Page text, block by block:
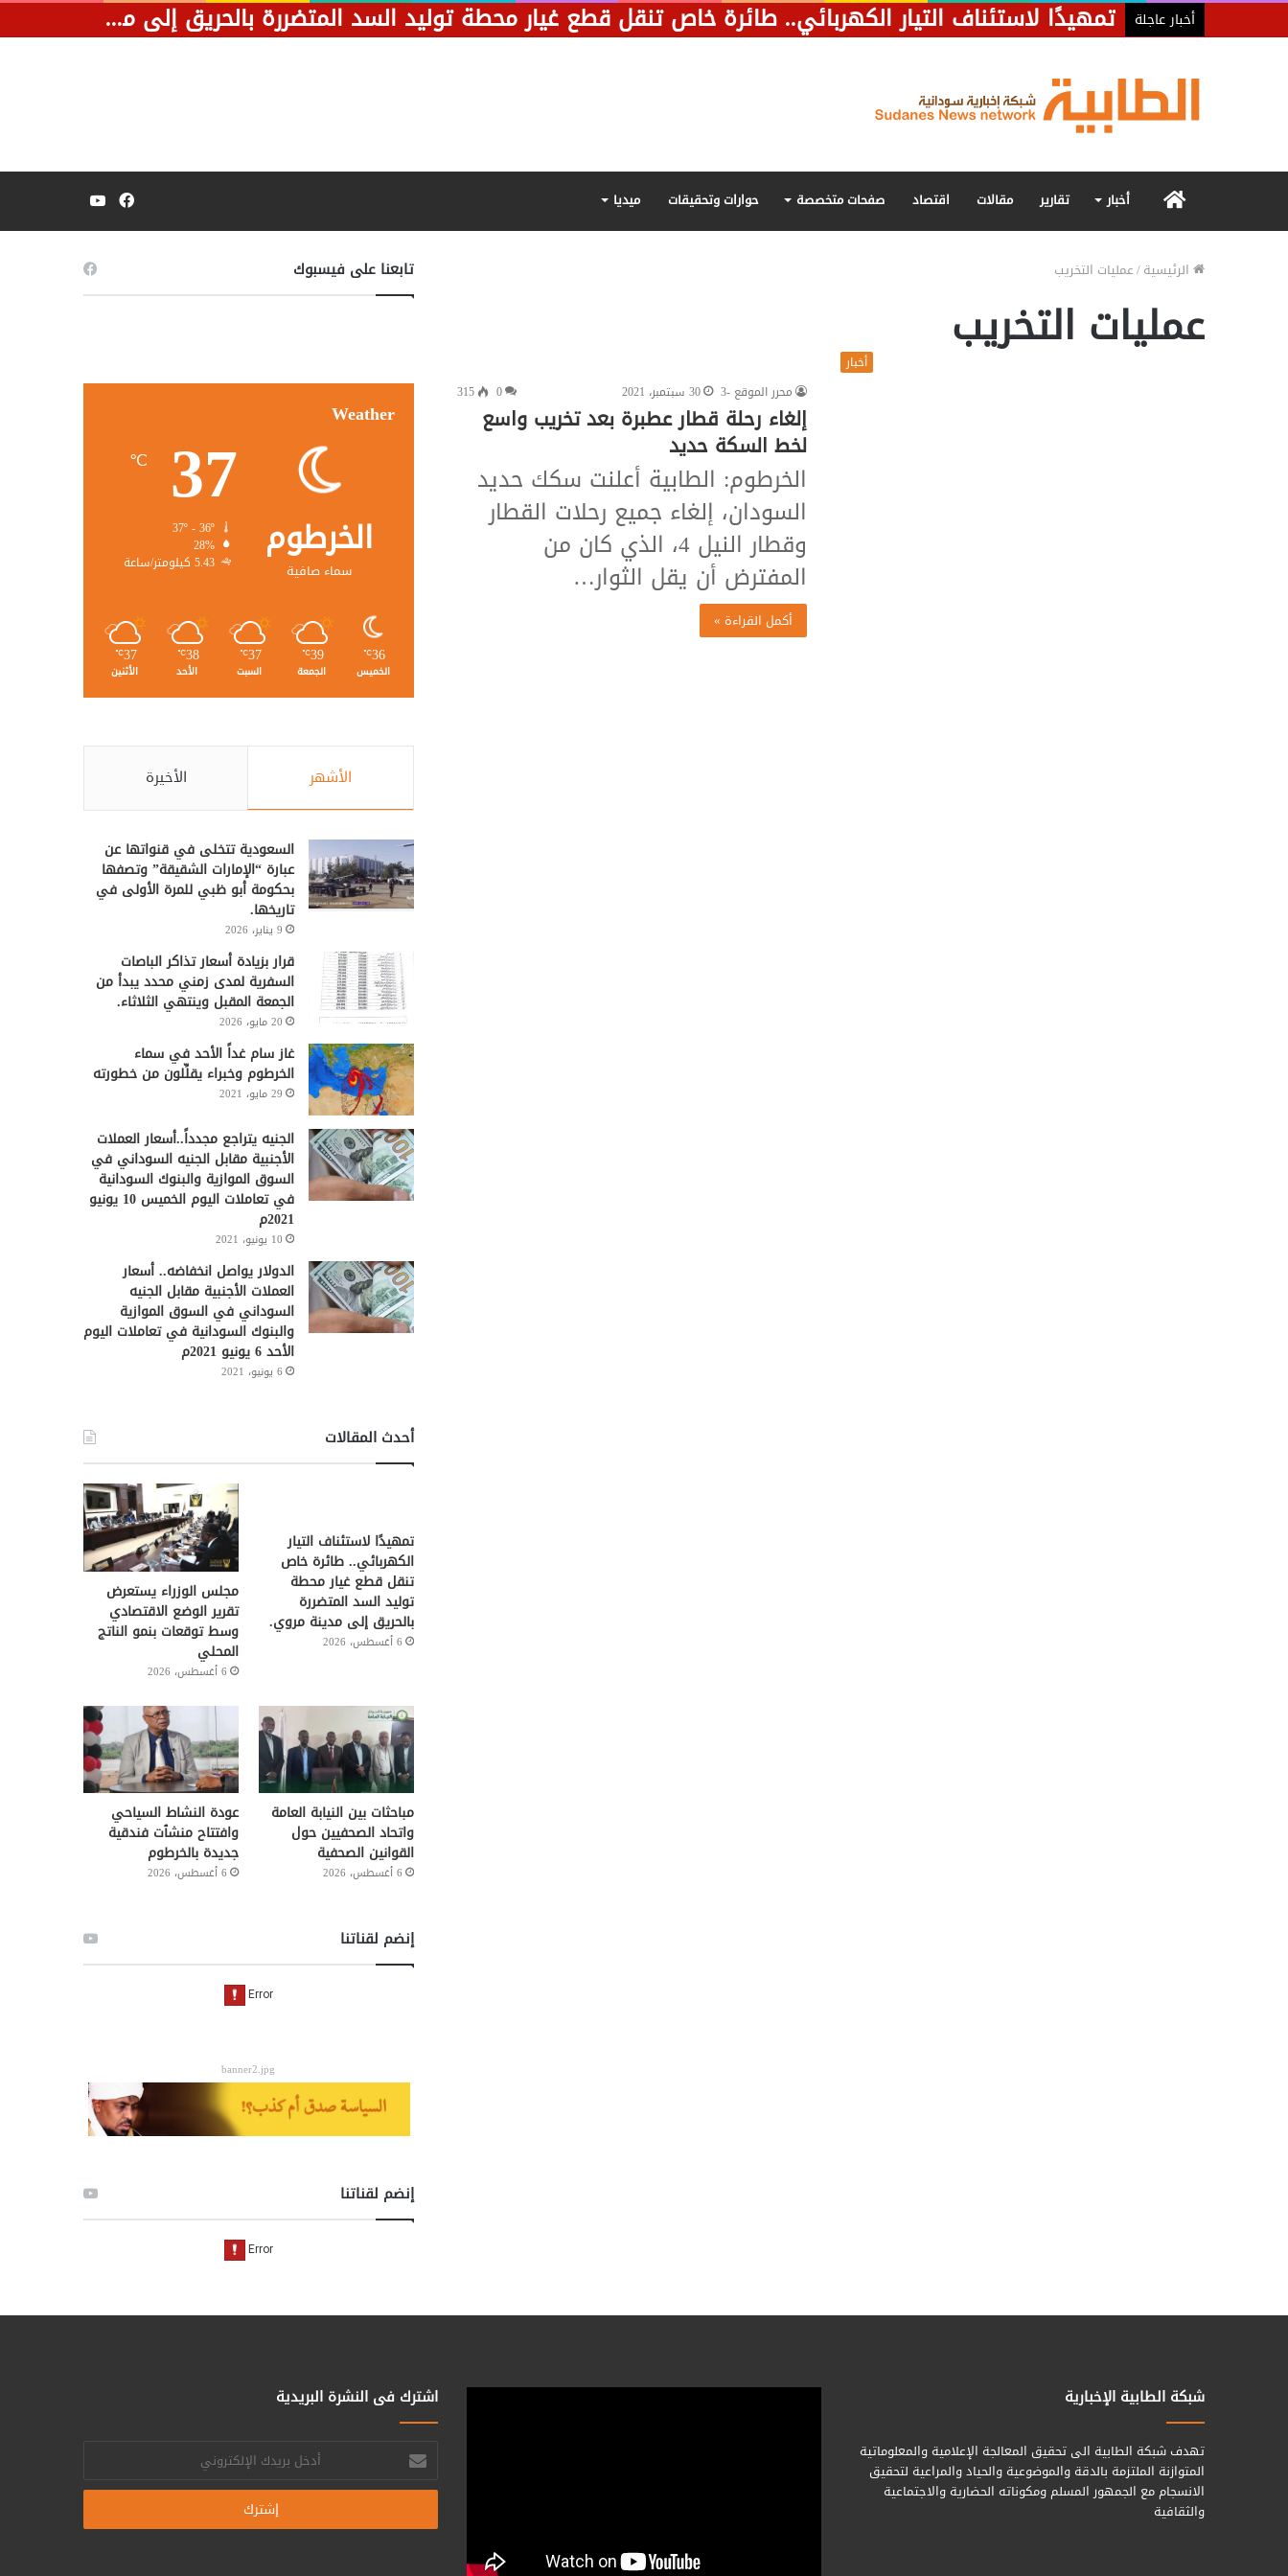
أخبار عاجلة تمهيدًا لاستئناف التيار الكهربائي.. طائرة خاص تنقل قطع غيار محطة توليد السد المتضررة بالحريق إلى مدينة مروي.
الرئيسيةأخبار تقارير مقالات اقتصاد صفحات متخصصة حوارات وتحقيقات ميديا فيسبوك
الرئيسية/عمليات التخريب
عمليات التخريب
أخبار
محرر الموقع -3
30 سبتمبر، 2021 0
315
إلغاء رحلة قطار عطبرة بعد تخريب واسع
لخط السكة حديد
الخرطوم: الطابية أعلنت سكك حديد
السودان، إلغاء جميع رحلات القطار
وقطار النيل 4، الذي كان من
المفترض أن يقل الثوار…
أكمل القراءة »
تابعنا على فيسبوك
Weather
الخرطوم
سماء صافية
37
℃
28%
5.43 كيلومتر/ساعة
36
℃
الخميس
39
℃
الجمعة
37
℃
السبت
38
℃
الأحد
37
℃
الأثنين
الأشهر الأخيرة
السعودية تتخلى في قنواتها عن
عبارة “الإمارات الشقيقة” وتصفها
بحكومة أبو ظبي للمرة الأولى في
تاريخها.
9 يناير، 2026
قرار بزيادة أسعار تذاكر الباصات
السفرية لمدى زمني محدد يبدأ من
الجمعة المقبل وينتهي الثلاثاء.
20 مايو، 2026
غاز سام غداً الأحد في سماء
الخرطوم وخبراء يقلِّلون من خطورته
29 مايو، 2021
الجنيه يتراجع مجدداً..أسعار العملات
الأجنبية مقابل الجنيه السوداني في
السوق الموازية والبنوك السودانية
في تعاملات اليوم الخميس 10 يونيو
2021م
10 يونيو، 2021
الدولار يواصل انخفاضه.. أسعار
العملات الأجنبية مقابل الجنيه
السوداني في السوق الموازية
والبنوك السودانية في تعاملات اليوم
الأحد 6 يونيو 2021م
6 يونيو، 2021
أحدث المقالات
تمهيدًا لاستئناف التيار
الكهربائي.. طائرة خاص
تنقل قطع غيار محطة
توليد السد المتضررة
بالحريق إلى مدينة مروي.
6 أغسطس، 2026
مجلس الوزراء يستعرض
تقرير الوضع الاقتصادي
وسط توقعات بنمو الناتج
المحلي
6 أغسطس، 2026
مباحثات بين النيابة العامة
واتحاد الصحفيين حول
القوانين الصحفية
6 أغسطس، 2026
عودة النشاط السياحي
وافتتاح منشٱت فندقية
جديدة بالخرطوم
6 أغسطس، 2026
إنضم لقناتنا
banner2.jpg
إنضم لقناتنا
شبكة الطابية الإخبارية
تهدف شبكة الطابية الى تحقيق المعالجة الإعلامية والمعلوماتية
المتوازنة الملتزمة بالدقة والموضوعية والحياد والمراعية لتحقيق
الانسجام مع الجمهور المسلم ومكوناته الحضارية والاجتماعية
والثقافية
اشترك فى النشرة البريدية
أدخل
بريدك
الإلكتروني